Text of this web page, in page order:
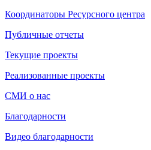
Координаторы Ресурсного центра
Публичные отчеты
Текущие проекты
Реализованные проекты
СМИ о нас
Благодарности
Видео благодарности